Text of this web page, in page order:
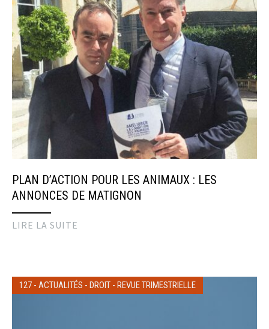
PLAN D’ACTION POUR LES ANIMAUX : LES
ANNONCES DE MATIGNON
LIRE LA SUITE
127 - ACTUALITÉS - DROIT - REVUE TRIMESTRIELLE